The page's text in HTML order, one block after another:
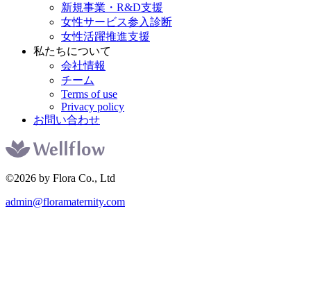
新規事業・R&D支援
女性サービス参入診断
女性活躍推進支援
私たちについて
会社情報
チーム
Terms of use
Privacy policy
お問い合わせ
©2026 by Flora Co., Ltd
admin@floramaternity.com